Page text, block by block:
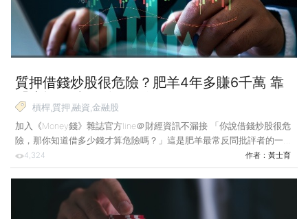
根本沒把不同工具的機制搞清楚，就貿然
質押借錢炒股很危險？肥羊4年多賺6千萬 靠
「這招」避開斷頭風險
槓桿,質押,融資,金融股
加入《Money錢》雜誌官方line＠財經資訊不漏接 「你說借錢炒股很危
險，那你知道借多少錢才算危險嗎？」這是肥羊最常反問批評者的一句
話。肥羊，《億元肥羊零成本買股術》作者，是台灣少數有完整帳務記
錄、可接受公開檢視的質押實踐者。 肥羊（翁建原） 小檔案 深耕金
融股逾30年。2022年起力推借錢炒股方法論，主張以低利信貸與質押
槓桿累積資產，最新著作：《億元肥羊零成本買股術》。 肌肉書僮
小檔案 曾任華爾街交易員，擅長結合技術面與基本面，強調透過如
4,324 作者： 黃士育